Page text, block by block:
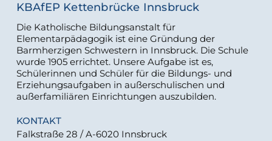
KBAfEP Kettenbrücke Innsbruck
Die Katholische Bildungsanstalt für
Elementarpädagogik ist eine Gründung der
Barmherzigen Schwestern in Innsbruck. Die Schule
wurde 1905 errichtet. Unsere Aufgabe ist es,
Schülerinnen und Schüler für die Bildungs- und
Erziehungsaufgaben in außerschulischen und
außerfamiliären Einrichtungen auszubilden.
KONTAKT
Falkstraße 28 / A-6020 Innsbruck